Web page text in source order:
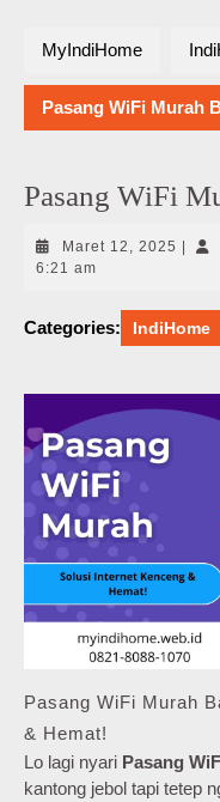
MyIndiHome
Pasang WiFi Murah
Pasang WiFi
Maret 12, 2025 Maret
6:21 am
Categories: IndiHome
Pasang WiFi Murah
& Hemat!
Lo lagi nyari Pasang
kantong jebol tapi tetep